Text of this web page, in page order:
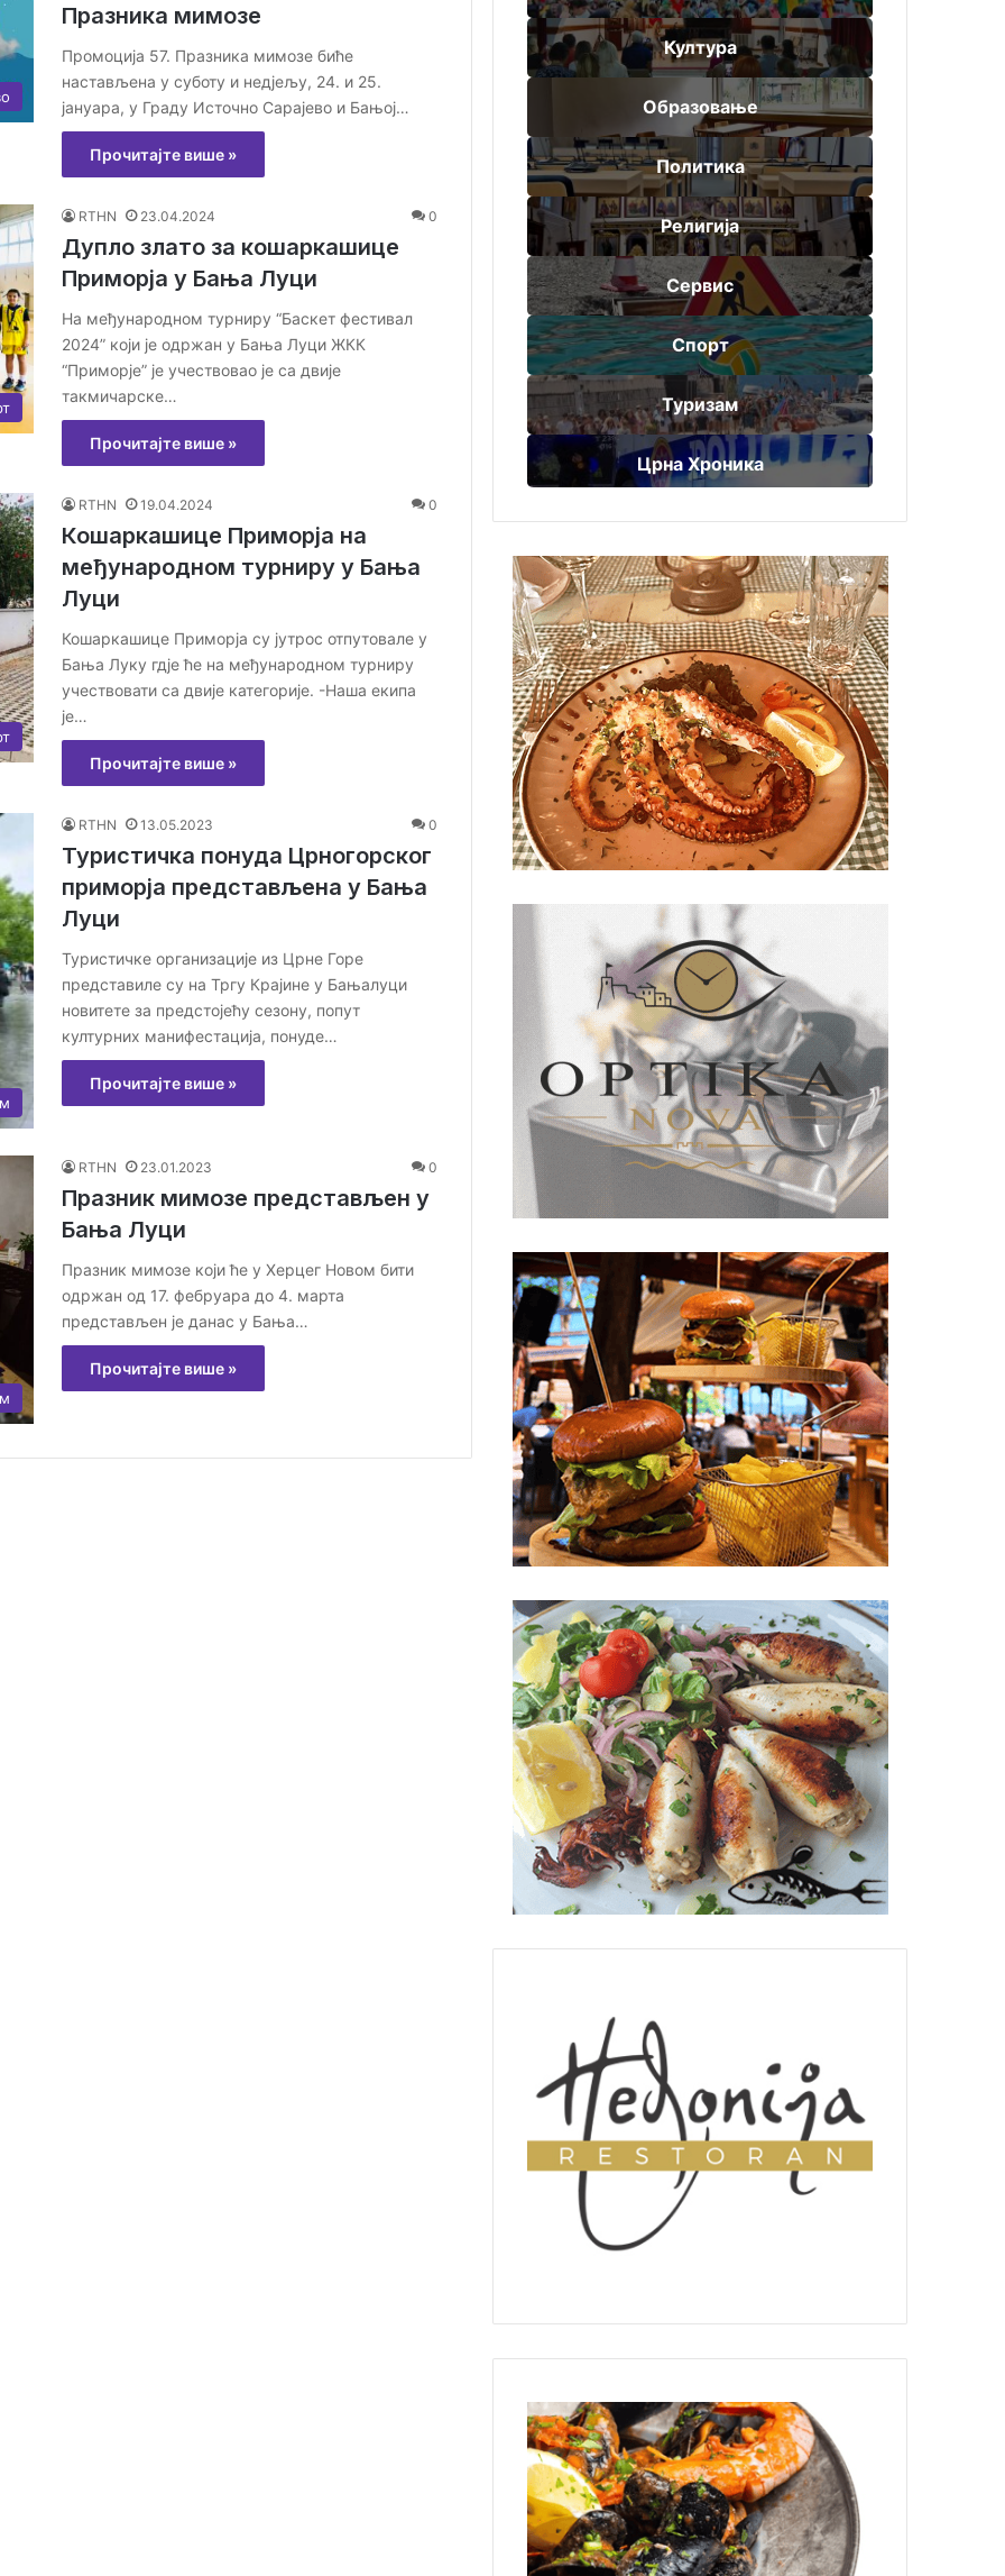
Празника мимозе
Промоција 57. Празника мимозе биће
настављена у суботу и недјељу, 24. и 25.
јануара, у Граду Источно Сарајево и Бањој…
Прочитајте више »
RTHN 23.04.2024 0
Дупло злато за кошаркашице
Приморја у Бања Луци
На међународном турниру “Баскет фестивал
2024” који je одржан у Бања Луци ЖКК
“Приморје” је учествовао је са двије
такмичарске…
Прочитајте више »
RTHN 19.04.2024 0
Кошаркашице Приморја на
међународном турниру у Бања
Луци
Кошаркашице Приморја су јутрос отпутовале у
Бања Луку гдје ће на међународном турниру
учествовати са двије категорије. -Наша екипа
је…
Прочитајте више »
RTHN 13.05.2023 0
Туристичка понуда Црногорског
приморја представљена у Бања
Луци
Туристичке организације из Црне Горе
представиле су на Тргу Крајине у Бањалуци
новитете за предстојећу сезону, попут
културних манифестација, понуде…
Прочитајте више »
RTHN 23.01.2023 0
Празник мимозе представљен у
Бања Луци
Празник мимозе који ће у Херцег Новом бити
одржан од 17. фебруара до 4. марта
представљен је данас у Бања…
Прочитајте више »
Култура
Образовање
Политика
Религија
Сервис
Спорт
Туризам
Црна Хроника